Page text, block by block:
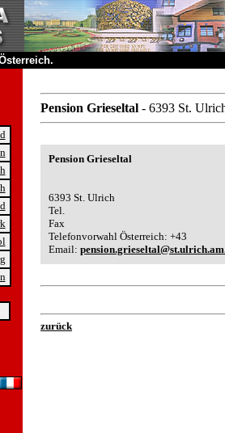
Pension Grieseltal - 6393 St.
Pension Grieseltal
6393 St. Ulrich
Tel.
Fax
Telefonvorwahl Österreich: +43
Email:
zurück